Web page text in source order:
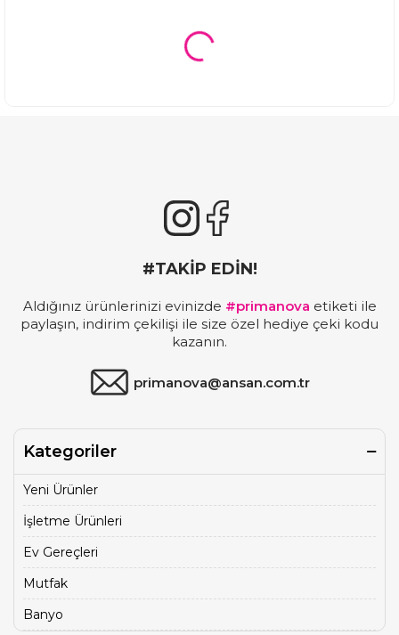
#TAKİP EDİN!
Aldığınız ürünlerinizi evinizde #primanova etiketi ile
paylaşın, indirim çekilişi ile size özel hediye çeki kodu
kazanın.
primanova@ansan.com.tr
Kategoriler
Yeni Ürünler
İşletme Ürünleri
Ev Gereçleri
Mutfak
Banyo